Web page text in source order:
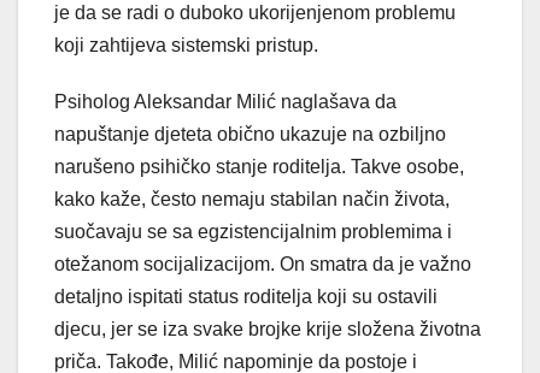
je da se radi o duboko ukorijenjenom problemu
koji zahtijeva sistemski pristup.
Psiholog Aleksandar Milić naglašava da
napuštanje djeteta obično ukazuje na ozbiljno
narušeno psihičko stanje roditelja. Takve osobe,
kako kaže, često nemaju stabilan način života,
suočavaju se sa egzistencijalnim problemima i
otežanom socijalizacijom. On smatra da je važno
detaljno ispitati status roditelja koji su ostavili
djecu, jer se iza svake brojke krije složena životna
priča. Takođe, Milić napominje da postoje i